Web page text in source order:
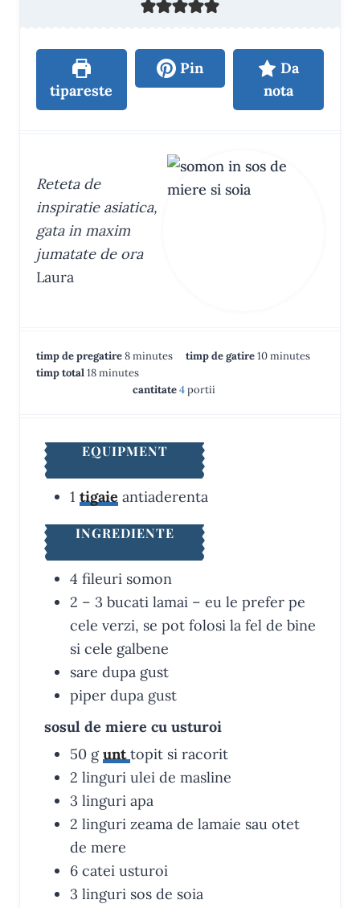
tipareste
Pin
Da
nota
Reteta de
inspiratie asiatica,
gata in maxim
jumatate de ora
Laura
timp de pregatire8m
i
n
e
s
minutes timp de gatire10mminutes
timp total18m
t
e
minutes
cantitate4portii
EQUIPMENT
1 tigaie antiaderenta
INGREDIENTE
4 fileuri somon
2 – 3 bucati lamai – eu le prefer pe
cele verzi, se pot folosi la fel de bine
si cele galbene
sare dupa gust
piper dupa gust
sosul de miere cu usturoi
50 g unttopit si racorit
2 linguri ulei de masline
3 linguri apa
2 linguri zeama de lamaie sau otet
de mere
6 catei usturoi
3 linguri sos de soia